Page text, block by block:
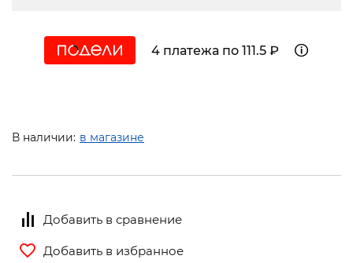
4 платежа по 111.5 ₽
В наличии: в магазине
Добавить в сравнение
Добавить в избранное